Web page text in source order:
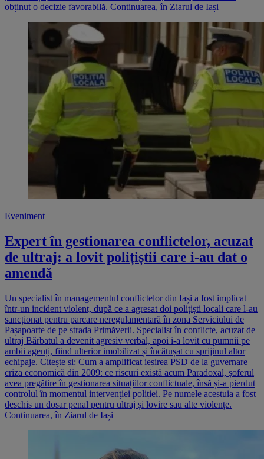
obținut o decizie favorabilă. Continuarea, în Ziarul de Iași
Eveniment
Expert în gestionarea conflictelor, acuzat
de ultraj: a lovit polițiștii care i-au dat o
amendă
Un specialist în managementul conflictelor din Iași a fost implicat
într-un incident violent, după ce a agresat doi polițiști locali care l-au
sancționat pentru parcare neregulamentară în zona Serviciului de
Pașapoarte de pe strada Primăverii. Specialist în conflicte, acuzat de
ultraj Bărbatul a devenit agresiv verbal, apoi i-a lovit cu pumnii pe
ambii agenți, fiind ulterior imobilizat și încătușat cu sprijinul altor
echipaje. Citește și: Cum a amplificat ieșirea PSD de la guvernare
criza economică din 2009: ce riscuri există acum Paradoxal, șoferul
avea pregătire în gestionarea situațiilor conflictuale, însă și-a pierdut
controlul în momentul intervenției poliției. Pe numele acestuia a fost
deschis un dosar penal pentru ultraj și lovire sau alte violențe.
Continuarea, în Ziarul de Iași